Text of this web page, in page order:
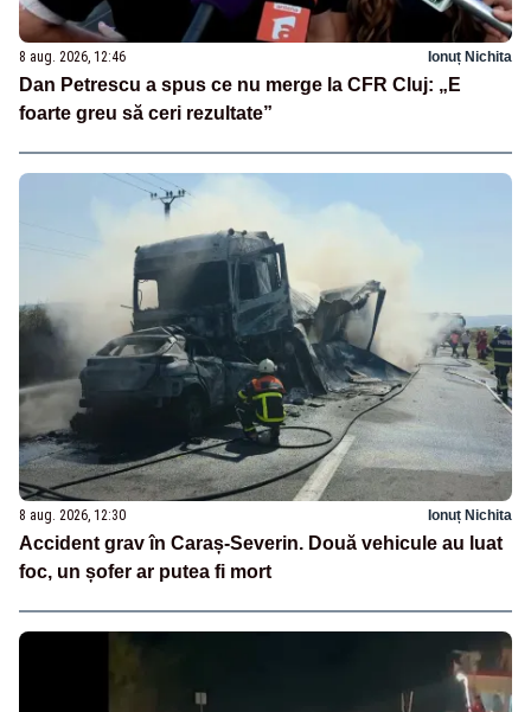
8 aug. 2026, 12:46 Ionuț Nichita
Dan Petrescu a spus ce nu merge la CFR Cluj: „E
foarte greu să ceri rezultate”
8 aug. 2026, 12:30 Ionuț Nichita
Accident grav în Caraș-Severin. Două vehicule au luat
foc, un șofer ar putea fi mort